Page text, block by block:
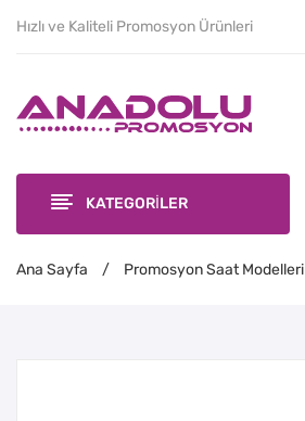
Hızlı ve Kaliteli Promosyon Ürünleri
KATEGORİLER
Ana Sayfa / Promosyon Saat Modelleri